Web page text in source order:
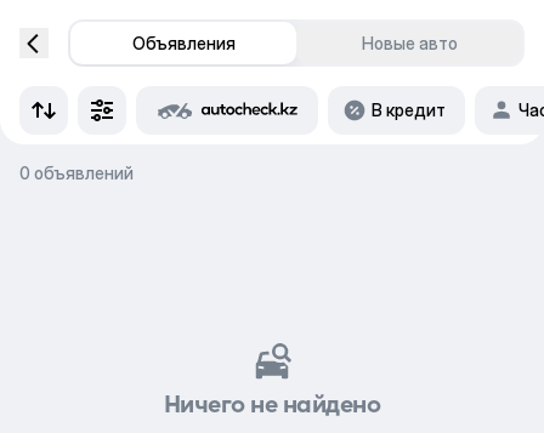
Объявления Новые авто
В кредит
0 объявлений
Ничего не найдено